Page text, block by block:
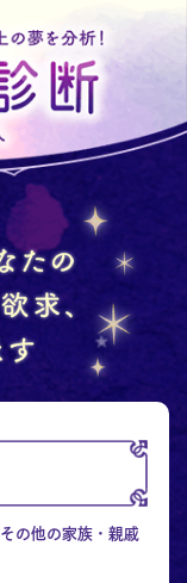
その他の家族・親戚